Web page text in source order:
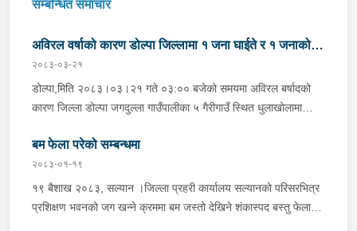
सम्बन्धित समाचार
अविरल वर्षाको कारण डोल्पा जिल्लामा १ जना घाईते र १ जनाको
मृत्यु
२०८३-०३-२१
डोल्पा,मिति २०८३।०३।२१ गते ०३:०० बजेको समयमा अविरल बर्षादको
कारण जिल्ला डोल्पा जगदुल्ला गाउँपालीका ५ गैरीगाउँ स्थित धुलाखोलामा
माझगाउ डोल्पाबाट प्र.स.नि. रघुनाथ पाण्डेको कमाण्डमा ५ जनाको टोली
खटिगई स्थानिय र प्रहरीको सहयोगमा उक्त स्थान बस्ने लाक्षिमाने बि.क.को
छोरी बर्ष अन्दाजी ५५/५६ कि आनन्दा बि.क. (अविवाहित, बोल्न नसक्ने)
सुतिरहेको अबस्थामा पुरिएको र निज आनन्दी बि.क.लाई उद्धार गरी उपचारको
बम फेला परेको सम्बन्धमा
२०८३-०१-१९
१९ बैशाख २०८३, सल्यान ।जिल्ला प्रहरी कार्यालय सल्यानको परिसरभित्र
प्रशिक्षण भवनको जग खन्ने क्रममा बम जस्तो देखिने शंकास्पद बस्तु फेला